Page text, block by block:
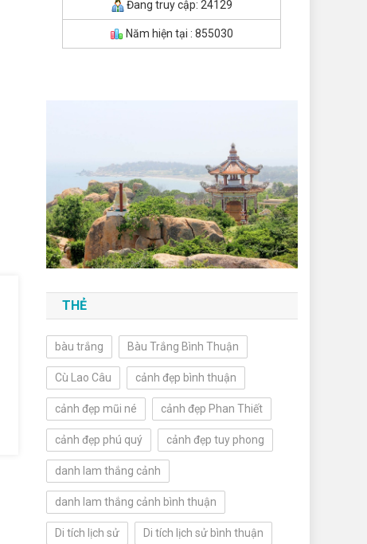
Đang truy cập: 24129
Năm hiện tại : 855030
THẺ
bàu trắng Bàu Trắng Bình Thuận
Cù Lao Câu cảnh đẹp bình thuận
cảnh đẹp mũi né cảnh đẹp Phan Thiết
cảnh đẹp phú quý cảnh đẹp tuy phong
danh lam thắng cảnh
danh lam thắng cảnh bình thuận
Di tích lịch sử Di tích lịch sử bình thuận